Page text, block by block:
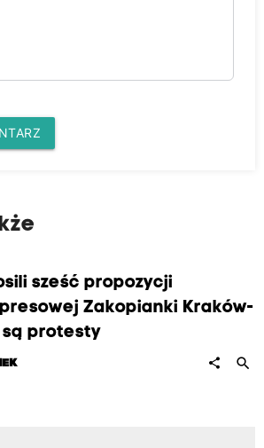
sześć propozycji
Zakopianki Kraków-
są protesty
share search